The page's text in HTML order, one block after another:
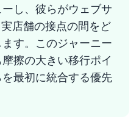
し、彼らがウェブサ
店舗の接点の間をど
す。このジャーニー
擦の大きい移行ポイ
最初に統合する優先